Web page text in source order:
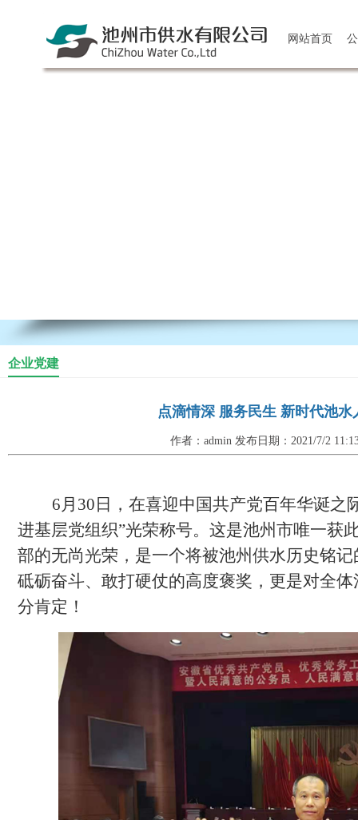
网站首页
企业党建
点滴情深 服务民生 新时代池
作者：admin 发布日期：2021/7/2
6月30日，在喜迎中国共产党百年华诞之
进基层党组织”光荣称号。 这是池州市唯一获
部的无尚光荣，是一个将被池州供水历史铭
砥砺奋斗、敢打硬仗的高度褒奖， 更是对全
分肯定！